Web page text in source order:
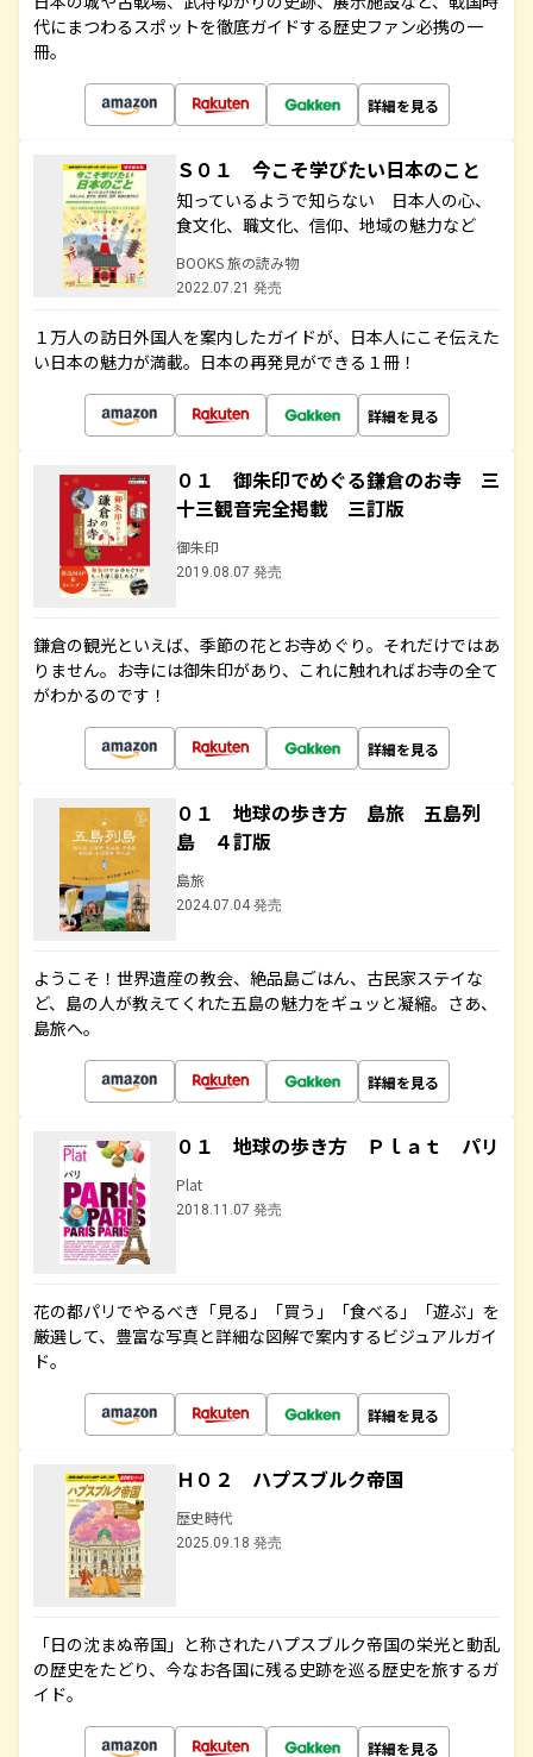
代にまつわるスポットを徹底ガイドする歴史ファン必携の一
冊。
詳細を見る
Ｓ０１ 今こそ学びたい日本のこと
知っているようで知らない 日本人の心、
食文化、職文化、信仰、地域の魅力など
BOOKS 旅の読み物
2022.07.21 発売
１万人の訪日外国人を案内したガイドが、日本人にこそ伝えた
い日本の魅力が満載。日本の再発見ができる１冊！
詳細を見る
０１ 御朱印でめぐる鎌倉のお寺 三
十三観音完全掲載 三訂版
御朱印
2019.08.07 発売
鎌倉の観光といえば、季節の花とお寺めぐり。それだけではあ
りません。お寺には御朱印があり、これに触れればお寺の全て
がわかるのです！
詳細を見る
０１ 地球の歩き方 島旅 五島列
島 ４訂版
島旅
2024.07.04 発売
ようこそ！世界遺産の教会、絶品島ごはん、古民家ステイな
ど、島の人が教えてくれた五島の魅力をギュッと凝縮。さあ、
島旅へ。
詳細を見る
０１ 地球の歩き方 Ｐｌａｔ パリ
Plat
2018.11.07 発売
花の都パリでやるべき「見る」「買う」「食べる」「遊ぶ」を
厳選して、豊富な写真と詳細な図解で案内するビジュアルガイ
ド。
詳細を見る
Ｈ０２ ハプスブルク帝国
歴史時代
2025.09.18 発売
「日の沈まぬ帝国」と称されたハプスブルク帝国の栄光と動乱
の歴史をたどり、今なお各国に残る史跡を巡る歴史を旅するガ
イド。
詳細を見る